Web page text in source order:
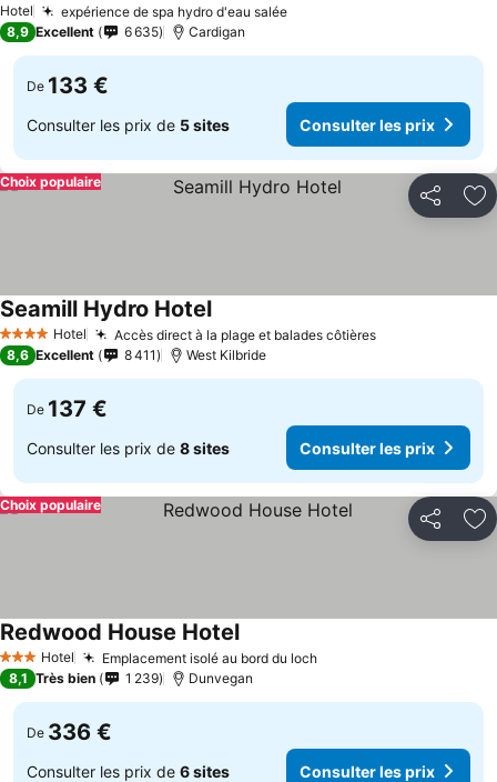
Hotel expérience de spa hydro d'eau salée
8,9 Excellent 6 635 Cardigan
De 133 €
Consulter les prix de 5 sites Consulter les prix
Partager
Choix populaire
4 Étoiles Hotel Accès direct à la plage et balades côtières
Seamill Hydro Hotel
8,6 Excellent 8 411 West Kilbride
De 137 €
Consulter les prix de 8 sites Consulter les prix
Partager
Choix populaire
3 ÉtoilesHotel Emplacement isolé au bord du loch
Redwood House Hotel
8,1 Très bien 1 239 Dunvegan
De 336 €
Consulter les prix de 6 sites Consulter les prix